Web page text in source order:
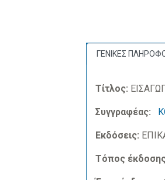
ΓΕΝΙΚΕΣ
Τίτλος:
Συγγραφέας:
Εκδόσεις:
Τόπος